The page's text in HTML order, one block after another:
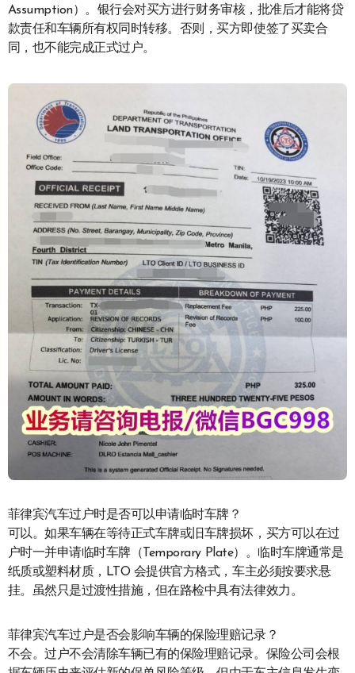
Assumption）。银行会对买方进行财务审核，批准后才能将贷
款责任和车辆所有权同时转移。否则，买方即使签了买卖合
同，也不能完成正式过户。
菲律宾汽车过户时是否可以申请临时车牌？
可以。如果车辆在等待正式车牌或旧车牌损坏，买方可以在过
户时一并申请临时车牌（Temporary Plate）。临时车牌通常是
纸质或塑料材质，LTO 会提供官方格式，车主必须按要求悬
挂。虽然只是过渡性措施，但在路检中具有法律效力。
菲律宾汽车过户是否会影响车辆的保险理赔记录？
不会。过户不会清除车辆已有的保险理赔记录。保险公司会根